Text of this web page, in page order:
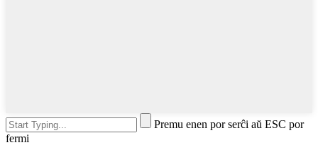
Premu enen por serĉi aŭ ESC por
fermi